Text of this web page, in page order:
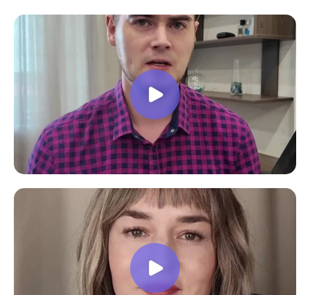
доволен, в работе всё пригодилось!